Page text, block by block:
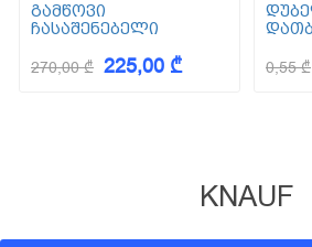
გამწოვი
ჩასაშენებელი
270,00 ₾ 225,00 ₾ 0,55 ₾
KNAUF